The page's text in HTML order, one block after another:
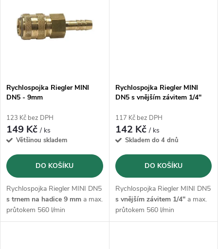
Rychlospojka Riegler MINI
DN5 - 9mm
123 Kč bez DPH
149 Kč/ ks
Většinou skladem
DO KOŠÍKU
Rychlospojka Riegler MINI DN5
s trnem na hadice 9 mm a max.
průtokem 560 l/min
Rychlospojka Riegler MINI
DN5 s vnějším závitem 1/4"
117 Kč bez DPH
142 Kč/ ks
Skladem do 4 dnů
DO KOŠÍKU
Rychlospojka Riegler MINI DN5
s vnějším závitem 1/4"a max.
průtokem 560 l/min